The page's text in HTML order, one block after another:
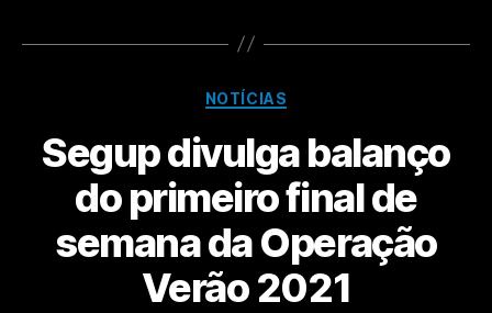
NOTÍCIAS
Segup divulga balanço
do primeiro final de
semana da Operação
Verão 2021